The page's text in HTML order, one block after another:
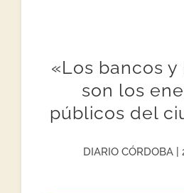
«Los bancos y
son los
públicos del
DIARIO CÓRDOBA |